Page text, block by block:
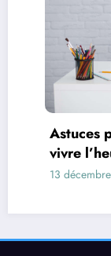
Astuces
vivre
13 décembre